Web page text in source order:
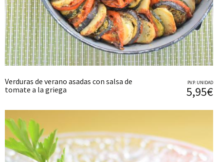
Verduras de verano asadas con salsa de
tomate a la griega
P.V.P. UNIDAD
5,95€